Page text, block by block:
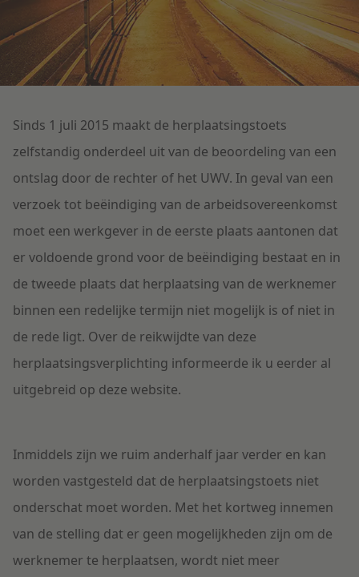
Onderwijs
Sinds 1 juli 2015 maakt de herplaatsingstoets
zelfstandig onderdeel uit van de beoordeling van een
ontslag door de rechter of het UWV. In geval van een
verzoek tot beëindiging van de arbeidsovereenkomst
moet een werkgever in de eerste plaats aantonen dat
er voldoende grond voor de beëindiging bestaat en in
de tweede plaats dat herplaatsing van de werknemer
binnen een redelijke termijn niet mogelijk is of niet in
de rede ligt. Over de reikwijdte van deze
herplaatsingsverplichting informeerde ik u eerder al
uitgebreid op deze website.
Inmiddels zijn we ruim anderhalf jaar verder en kan
worden vastgesteld dat de herplaatsingstoets niet
onderschat moet worden. Met het kortweg innemen
van de stelling dat er geen mogelijkheden zijn om de
werknemer te herplaatsen, wordt niet meer